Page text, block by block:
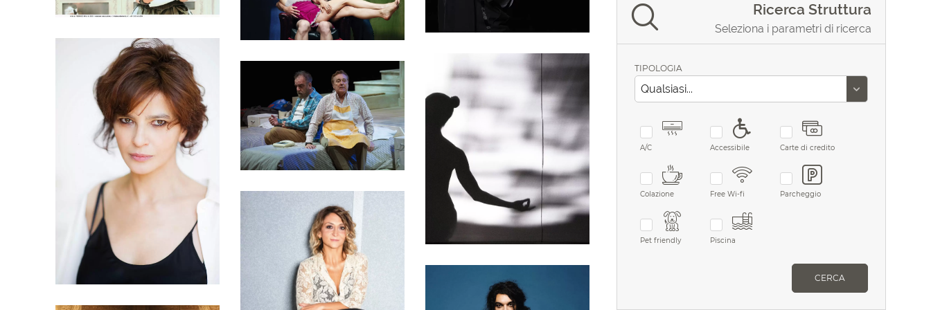
Ricerca Struttura
Seleziona i parametri di ricerca
TIPOLOGIA
A/C Accessibile Carte di credito
Colazione Free Wi-fi Parcheggio
Pet friendly Piscina
CERCA